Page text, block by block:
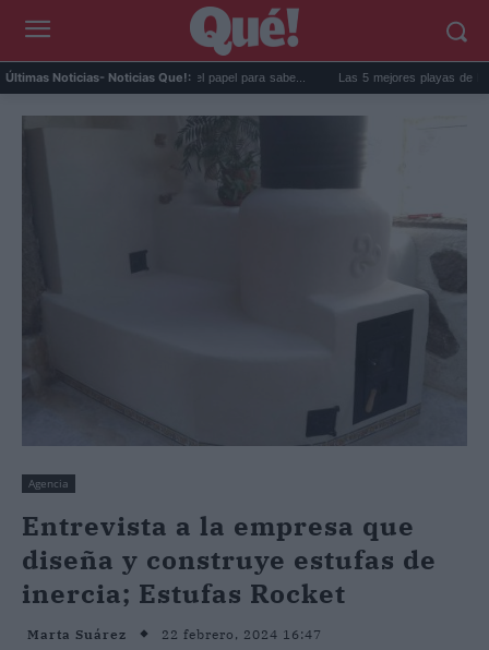
Últimas Noticias- Noticias Que!:
la nevera: el truco del papel para sabe... Las 5 mejores playas de Formentera
Agencia
Entrevista a la empresa que
diseña y construye estufas de
inercia; Estufas Rocket
Marta Suárez 22 febrero, 2024 16:47